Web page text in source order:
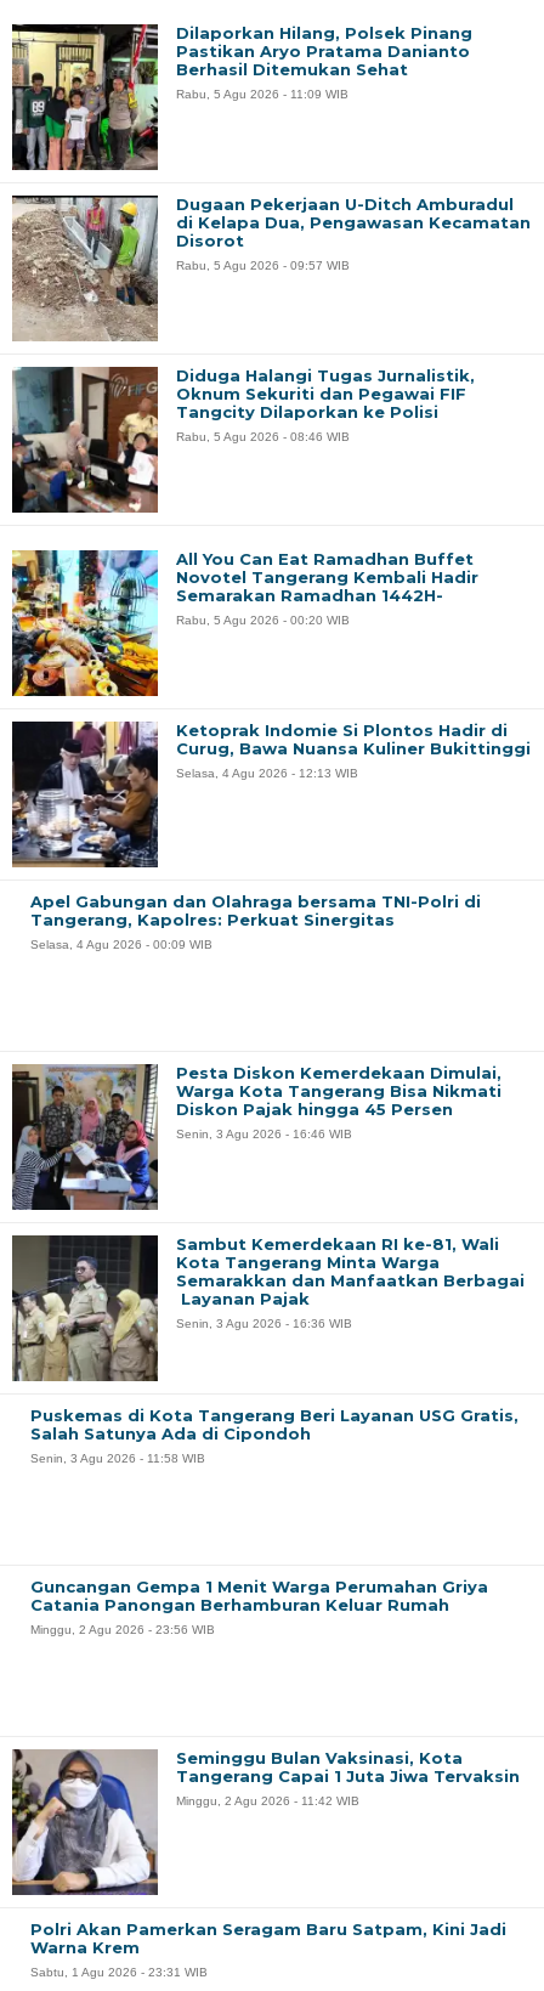
Dilaporkan Hilang, Polsek Pinang
Pastikan Aryo Pratama Danianto
Berhasil Ditemukan Sehat
Rabu, 5 Agu 2026 - 11:09 WIB
Dugaan Pekerjaan U-Ditch Amburadul
di Kelapa Dua, Pengawasan Kecamatan
Disorot
Rabu, 5 Agu 2026 - 09:57 WIB
Diduga Halangi Tugas Jurnalistik,
Oknum Sekuriti dan Pegawai FIF
Tangcity Dilaporkan ke Polisi
Rabu, 5 Agu 2026 - 08:46 WIB
All You Can Eat Ramadhan Buffet
Novotel Tangerang Kembali Hadir
Semarakan Ramadhan 1442H-
Rabu, 5 Agu 2026 - 00:20 WIB
Ketoprak Indomie Si Plontos Hadir di
Curug, Bawa Nuansa Kuliner Bukittinggi
Selasa, 4 Agu 2026 - 12:13 WIB
Apel Gabungan dan Olahraga bersama TNI-Polri di
Tangerang, Kapolres: Perkuat Sinergitas
Selasa, 4 Agu 2026 - 00:09 WIB
Pesta Diskon Kemerdekaan Dimulai,
Warga Kota Tangerang Bisa Nikmati
Diskon Pajak hingga 45 Persen
Senin, 3 Agu 2026 - 16:46 WIB
Sambut Kemerdekaan RI ke-81, Wali
Kota Tangerang Minta Warga
Semarakkan dan Manfaatkan Berbagai
Layanan Pajak
Senin, 3 Agu 2026 - 16:36 WIB
Puskemas di Kota Tangerang Beri Layanan USG Gratis,
Salah Satunya Ada di Cipondoh
Senin, 3 Agu 2026 - 11:58 WIB
Guncangan Gempa 1 Menit Warga Perumahan Griya
Catania Panongan Berhamburan Keluar Rumah
Minggu, 2 Agu 2026 - 23:56 WIB
Seminggu Bulan Vaksinasi, Kota
Tangerang Capai 1 Juta Jiwa Tervaksin
Minggu, 2 Agu 2026 - 11:42 WIB
Polri Akan Pamerkan Seragam Baru Satpam, Kini Jadi
Warna Krem
Sabtu, 1 Agu 2026 - 23:31 WIB